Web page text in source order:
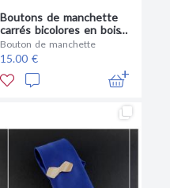
Boutons de manchette
carrés bicolores en bois
chêne et bleu
Bouton de manchette
15.00 €